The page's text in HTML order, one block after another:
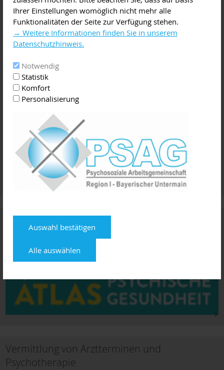
Ihrer Einstellungen womöglich nicht mehr alle
Funktionalitäten der Seite zur Verfügung stehen.
→ Weitere Informationen finden Sie in unserem
Datenschutzhinweis.
Notwendig
Statistik
Komfort
Personalisierung
Auswahl bestätigen
Alle auswählen
Online-Wegweiser
Vermittlung von Arztterminen und
Psychotherapie